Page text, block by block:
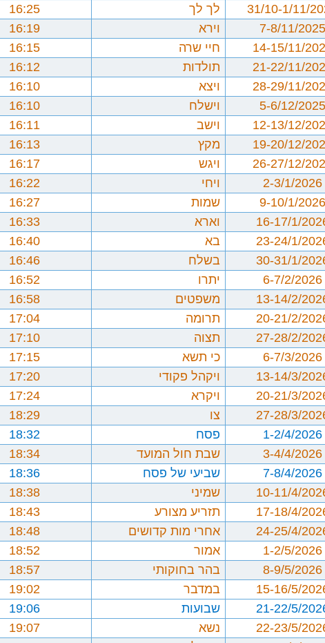
31/10-1/11/ לך לך 16:25
7-8/11/2025 וירא 16:19
14-15/11/ חיי שרה 16:15
21-22/11/ תולדות 16:12
28-29/11/ ויצא 16:10
5-6/12/2025 וישלח 16:10
12-13/12/ וישב 16:11
19-20/12/ מקץ 16:13
26-27/12/ ויגש 16:17
2-3/1/2026 ויחי 16:22
9-10/1/2026 שמות 16:27
16-17/1/ וארא 16:33
23-24/1/ בא 16:40
30-31/1/ בשלח 16:46
6-7/2/2026 יתרו 16:52
13-14/2/ משפטים 16:58
20-21/2/ תרומה 17:04
27-28/2/ תצוה 17:10
6-7/3/2026 כי תשא 17:15
13-14/3/ ויקהל פקודי 17:20
20-21/3/ ויקרא 17:24
27-28/3/ צו 18:29
1-2/4/2026 פסח 18:32
3-4/4/2026 שבת חול המועד 18:34
7-8/4/2026 שביעי של פסח 18:36
10-11/4/ שמיני 18:38
17-18/4/ תזריע מצורע 18:43
24-25/4/ אחרי מות קדושים 18:48
1-2/5/2026 אמור 18:52
8-9/5/2026 בהר בחוקותי 18:57
15-16/5/ במדבר 19:02
21-22/5/ שבועות 19:06
22-23/5/ נשא 19:07